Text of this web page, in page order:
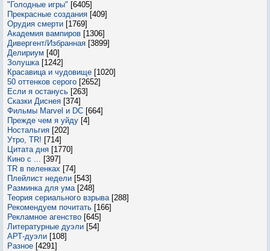
"Голодные игры" [6405]
Прекрасные создания [409]
Орудия смерти [1769]
Академия вампиров [1306]
Дивергент/Избранная [3899]
Делириум [40]
Золушка [1242]
Красавица и чудовище [1020]
50 оттенков серого [2652]
Если я останусь [263]
Сказки Диснея [374]
Фильмы Marvel и DC [664]
Прежде чем я уйду [4]
Ностальгия [202]
Утро, TR! [714]
Цитата дня [1770]
Кино с ... [397]
TR в пеленках [74]
Плейлист недели [543]
Разминка для ума [248]
Теория сериального взрыва [288]
Рекомендуем почитать [166]
Рекламное агенство [645]
Литературные дуэли [54]
АРТ-дуэли [108]
Разное [4291]